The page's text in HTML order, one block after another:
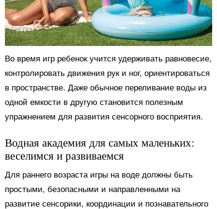
Во время игр ребенок учится удерживать равновесие,
контролировать движения рук и ног, ориентироваться
в пространстве. Даже обычное переливание воды из
одной емкости в другую становится полезным
упражнением для развития сенсорного восприятия.
Водная академия для самых маленьких:
веселимся и развиваемся
Для раннего возраста игры на воде должны быть
простыми, безопасными и направленными на
развитие сенсорики, координации и познавательного